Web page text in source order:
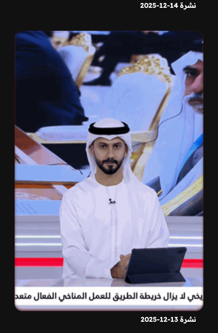
نشرة 14-12-2025
نشرة 13-12-2025